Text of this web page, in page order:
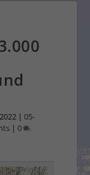
| 05-
| 0